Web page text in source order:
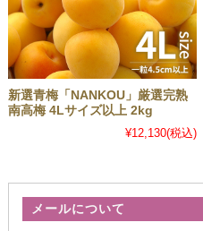
新選青梅「NANKOU」厳選完熟
南高梅 4Lサイズ以上 2kg
¥12,130(税込)
メールについて